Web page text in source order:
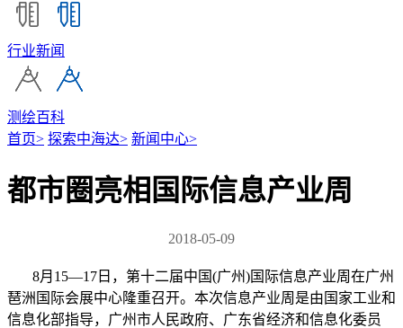
行业新闻
测绘百科
首页> 探索中海达> 新闻中心>
都市圈亮相国际信息产业周
2018-05-09
8月15—17日，第十二届中国(广州)国际信息产业周在广州
琶洲国际会展中心隆重召开。本次信息产业周是由国家工业和
信息化部指导，广州市人民政府、广东省经济和信息化委员